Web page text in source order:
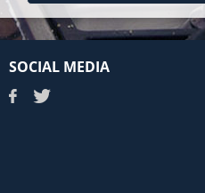
SOCIAL MEDIA